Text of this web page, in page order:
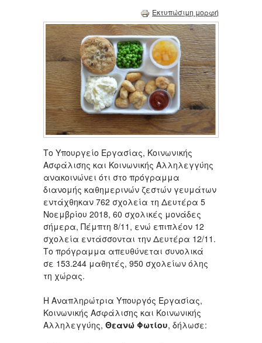
Εκτυπώσιμη μορφή
Το Υπουργείο Εργασίας, Κοινωνικής
Ασφάλισης και Κοινωνικής Αλληλεγγύης
ανακοινώνει ότι στο πρόγραμμα
διανομής καθημερινών ζεστών γευμάτων
εντάχθηκαν 762 σχολεία τη Δευτέρα 5
Νοεμβρίου 2018, 60 σχολικές μονάδες
σήμερα, Πέμπτη 8/11, ενώ επιπλέον 12
σχολεία εντάσσονται την Δευτέρα 12/11.
Το πρόγραμμα απευθύνεται συνολικά
σε 153.244 μαθητές, 950 σχολείων όλης
τη χώρας.
Η Αναπληρώτρια Υπουργός Εργασίας,
Κοινωνικής Ασφάλισης και Κοινωνικής
Αλληλεγγύης, Θεανώ Φωτίου, δήλωσε: